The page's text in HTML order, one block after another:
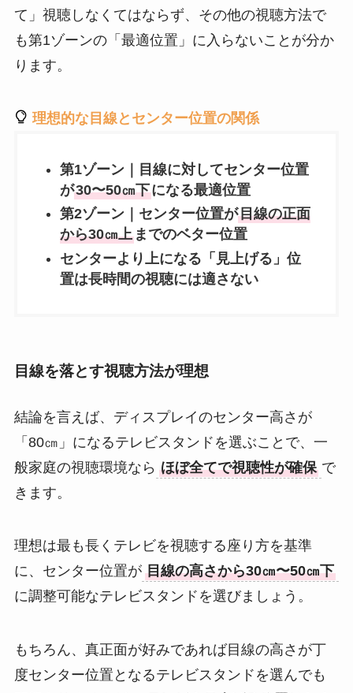
て」視聴しなくてはならず、その他の視聴方法で
も第1ゾーンの「最適位置」に入らないことが分か
ります。
理想的な目線とセンター位置の関係
第1ゾーン｜
目線に対してセンター位置
が30〜50㎝下になる最適位置
第2ゾーン｜ センター位置が目線の正面
から30㎝上までのベター位置
センターより上になる「見上げる」位
置は長時間の視聴には適さない
目線を落とす視聴方法が理想
結論を言えば、ディスプレイのセンター高さが
「80㎝」になるテレビスタンドを選ぶことで、一
般家庭の視聴環境なら ほぼ全てで視聴性が確保 で
きます。
理想は最も長くテレビを視聴する座り方を基準
に、センター位置が 目線の高さから30㎝〜50㎝下
に調整可能なテレビスタンドを選びましょう。
もちろん、真正面が好みであれば目線の高さが丁
度センター位置となるテレビスタンドを選んでも